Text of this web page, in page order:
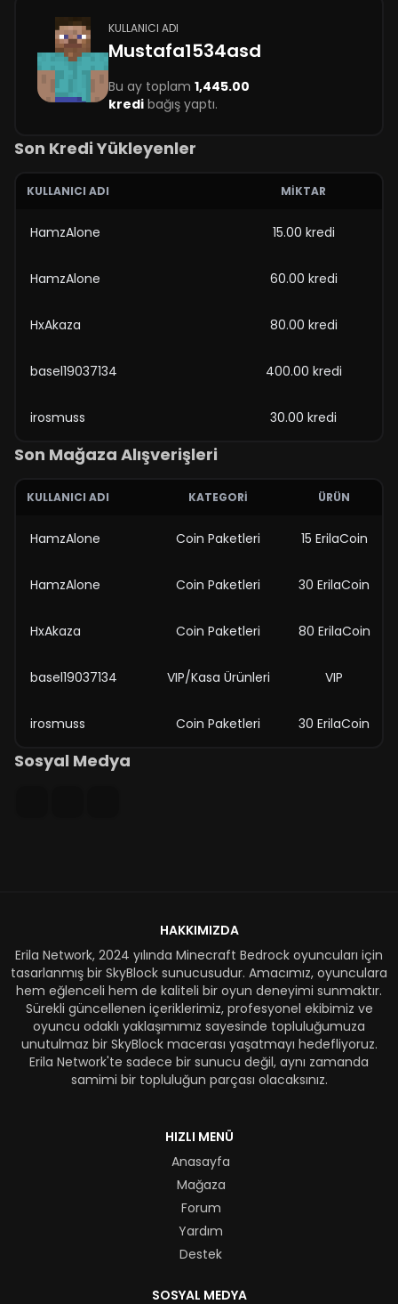
KULLANICI ADI
Mustafa1534asd
Bu ay toplam 1,445.00
kredi bağış yaptı.
Son Kredi Yükleyenler
KULLANICI ADI MIKTAR
HamzAlone 15.00 kredi
HamzAlone 60.00 kredi
HxAkaza 80.00 kredi
basel19037134 400.00 kredi
irosmuss 30.00 kredi
Son Mağaza Alışverişleri
KULLANICI ADI KATEGORI ÜRÜN
HamzAlone Coin Paketleri 15 ErilaCoin
HamzAlone Coin Paketleri 30 ErilaCoin
HxAkaza Coin Paketleri 80 ErilaCoin
basel19037134 VIP/Kasa Ürünleri VIP
irosmuss Coin Paketleri 30 ErilaCoin
Sosyal Medya
HAKKIMIZDA
Erila Network, 2024 yılında Minecraft Bedrock oyuncuları için
tasarlanmış bir SkyBlock sunucusudur. Amacımız, oyunculara
hem eğlenceli hem de kaliteli bir oyun deneyimi sunmaktır.
Sürekli güncellenen içeriklerimiz, profesyonel ekibimiz ve
oyuncu odaklı yaklaşımımız sayesinde topluluğumuza
unutulmaz bir SkyBlock macerası yaşatmayı hedefliyoruz.
Erila Network'te sadece bir sunucu değil, aynı zamanda
samimi bir topluluğun parçası olacaksınız.
HIZLI MENÜ
Anasayfa
Mağaza
Forum
Yardım
Destek
SOSYAL MEDYA